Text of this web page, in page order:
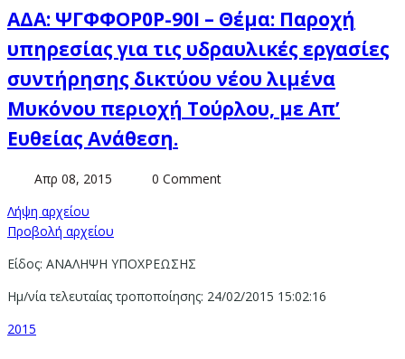
ΑΔΑ: ΨΓΦΦΟΡ0Ρ-90Ι – Θέμα: Παροχή
υπηρεσίας για τις υδραυλικές εργασίες
συντήρησης δικτύου νέου λιμένα
Μυκόνου περιοχή Τούρλου, με Απ’
Ευθείας Ανάθεση.
Απρ 08, 2015
0 Comment
Λήψη αρχείου
Προβολή αρχείου
Είδος: ΑΝΑΛΗΨΗ ΥΠΟΧΡΕΩΣΗΣ
Ημ/νία τελευταίας τροποποίησης: 24/02/2015 15:02:16
2015